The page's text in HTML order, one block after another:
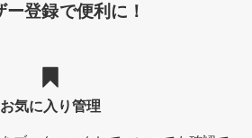
ー登録で便利に！
お気に入り管理